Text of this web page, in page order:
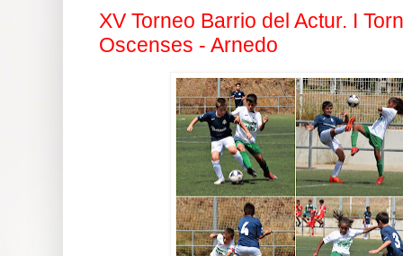
XV Torneo Barrio del Actur. I
Oscenses - Arnedo